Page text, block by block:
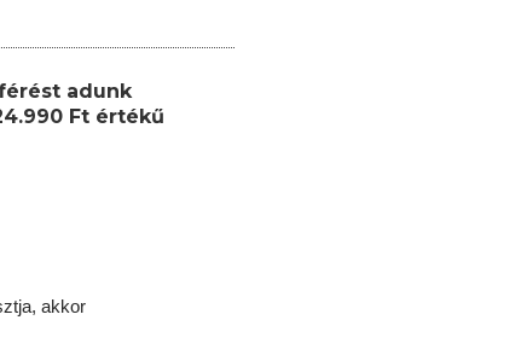
adunk
Ft értékű
akkor